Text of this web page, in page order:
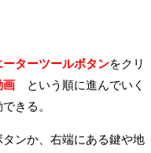
ーターツールボタンをクリ
画 という順に進んでいく
きる。
タンか、 右端にある鍵や地